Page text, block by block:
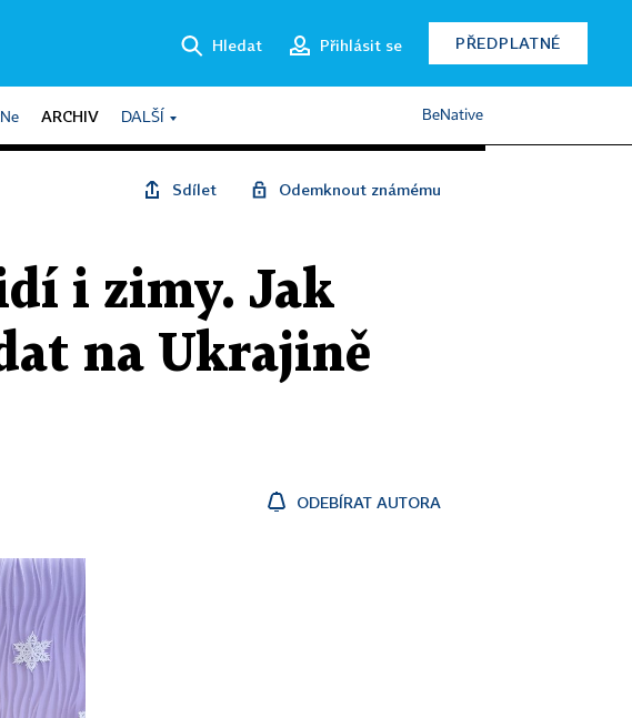
Hledat Přihlásit se PŘEDPLATNÉ
ARCHIV DALŠÍ BeNative
Sdílet Odemknout známému
i zimy. Jak
na Ukrajině
ODEBÍRAT AUTORA